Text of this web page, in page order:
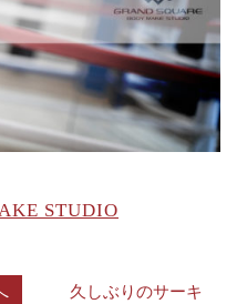
STUDIO
久しぶりのサーキ